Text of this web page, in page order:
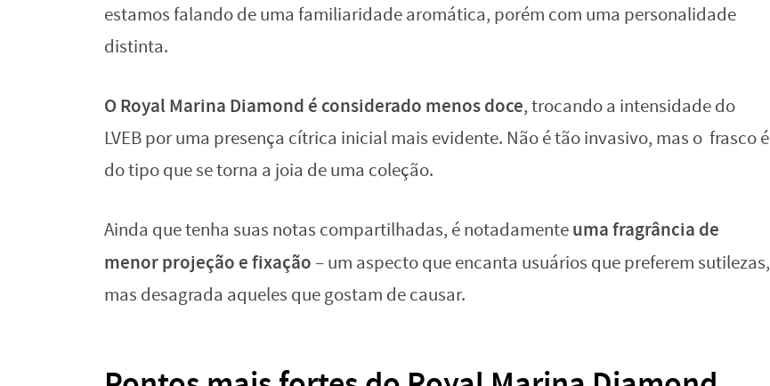
estamos falando de uma familiaridade aromática, porém com uma personalidade
distinta.
O Royal Marina Diamond é considerado menos doce, trocando a intensidade do
LVEB por uma presença cítrica inicial mais evidente. Não é tão invasivo, mas o frasco é
do tipo que se torna a joia de uma coleção.
Ainda que tenha suas notas compartilhadas, é notadamenteuma fragrância de
menor projeção e fixação– um aspecto que encanta usuários que preferem sutilezas,
mas desagrada aqueles que gostam de causar.